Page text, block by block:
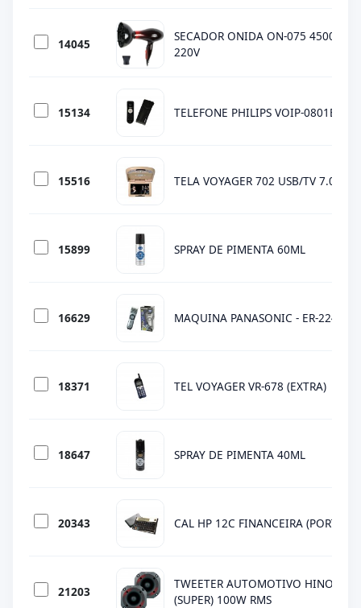
14045
SECADOR ONIDA ON-075 4500W
220V
15134 TELEFONE PHILIPS VOIP-0801B -
15516 TELA VOYAGER 702 USB/TV 7.0"
15899 SPRAY DE PIMENTA 60ML
16629 MAQUINA PANASONIC - ER-224
18371 TEL VOYAGER VR-678 (EXTRA)
18647 SPRAY DE PIMENTA 40ML
20343 CAL HP 12C FINANCEIRA (PORT)
21203
TWEETER AUTOMOTIVO HINOR
(SUPER) 100W RMS